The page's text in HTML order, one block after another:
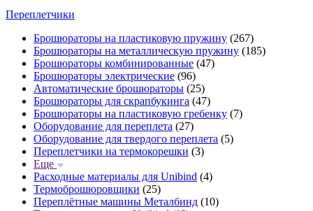
Переплетчики
Брошюраторы на пластиковую пружину (267)
Брошюраторы на металлическую пружину (185)
Брошюраторы комбинированные (47)
Брошюраторы электрические (96)
Автоматические брошюраторы (25)
Брошюраторы для скрапбукинга (47)
Брошюраторы на пластиковую гребенку (7)
Оборудование для переплета (27)
Оборудование для твердого переплета (5)
Переплетчики на термокорешки (3)
Еще
Расходные материалы для Unibind (4)
Термоброшюровщики (25)
Переплётные машины Металбинд (10)